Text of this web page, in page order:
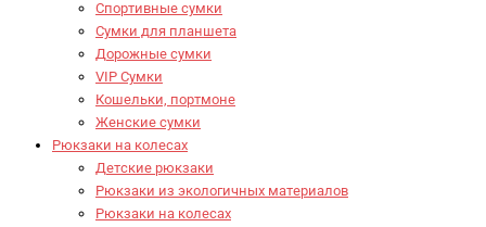
Спортивные сумки
Сумки для планшета
Дорожные сумки
VIP Сумки
Кошельки, портмоне
Женские сумки
Рюкзаки на колесах
Детские рюкзаки
Рюкзаки из экологичных материалов
Рюкзаки на колесах